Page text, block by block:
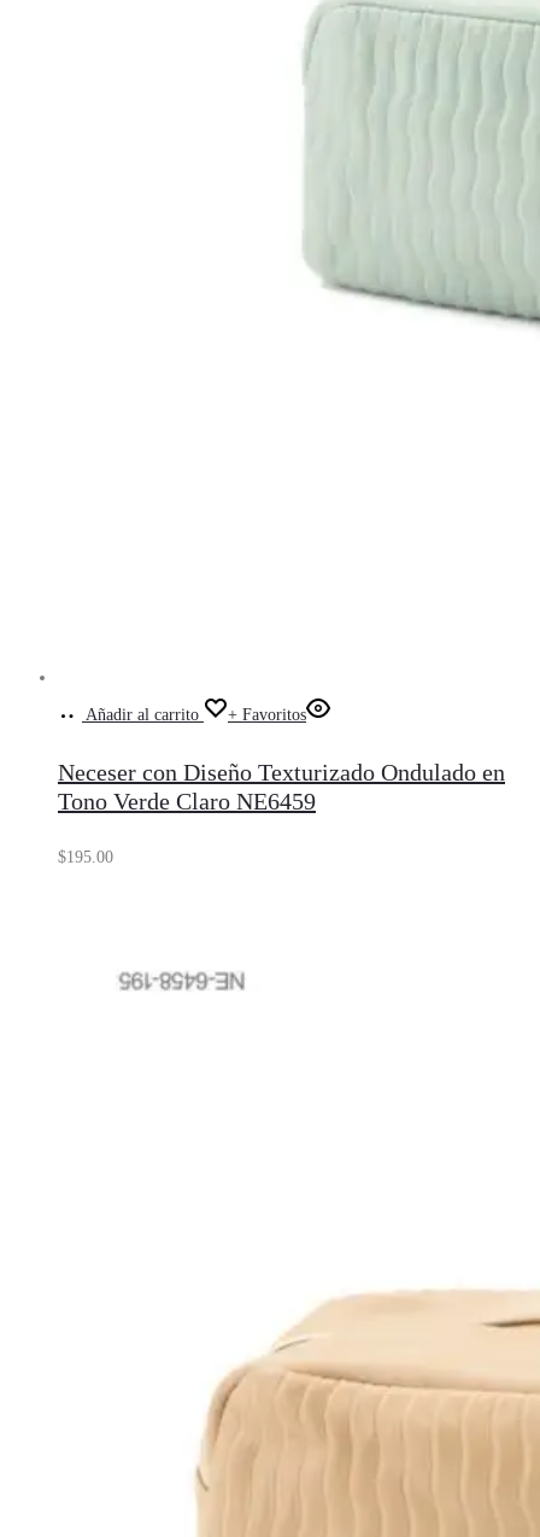
Añadir al carrito + Favoritos
Neceser con Diseño Texturizado Ondulado en
Tono Verde Claro NE6459
$195.00